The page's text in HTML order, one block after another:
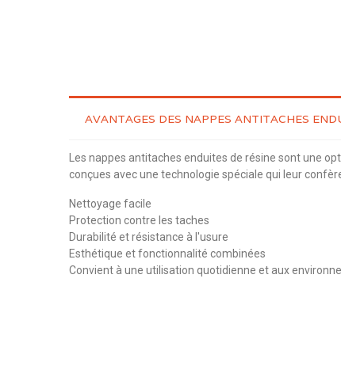
AVANTAGES DES NAPPES ANTITACHES
Les nappes antitaches enduites de résine sont une
conçues avec une technologie spéciale qui leur
Nettoyage facile
Protection contre les taches
Durabilité et résistance à l'usure
Esthétique et fonctionnalité combinées
Convient à une utilisation quotidienne et aux